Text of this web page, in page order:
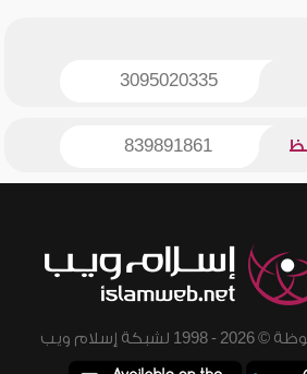
3095020335
839891861
إسلام ويب